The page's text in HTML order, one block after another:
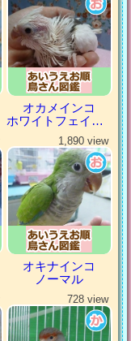
オカメインコ
ホワイトフェイスヘビーパイド
1,890 view
オキナインコ
ノーマル
728 view